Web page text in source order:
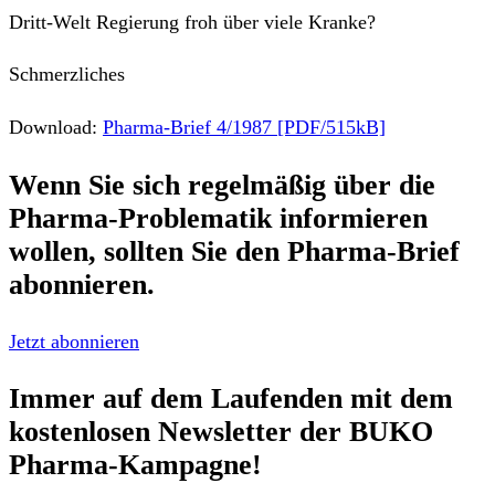
Dritt-Welt Regierung froh über viele Kranke?
Schmerzliches
Download: Pharma-Brief 4/1987 [PDF/515kB]
Wenn Sie sich regelmäßig über die
Pharma-Problematik informieren
wollen, sollten Sie den Pharma-Brief
abonnieren.
Jetzt abonnieren
Immer auf dem Laufenden mit dem
kostenlosen Newsletter der BUKO
Pharma-Kampagne!